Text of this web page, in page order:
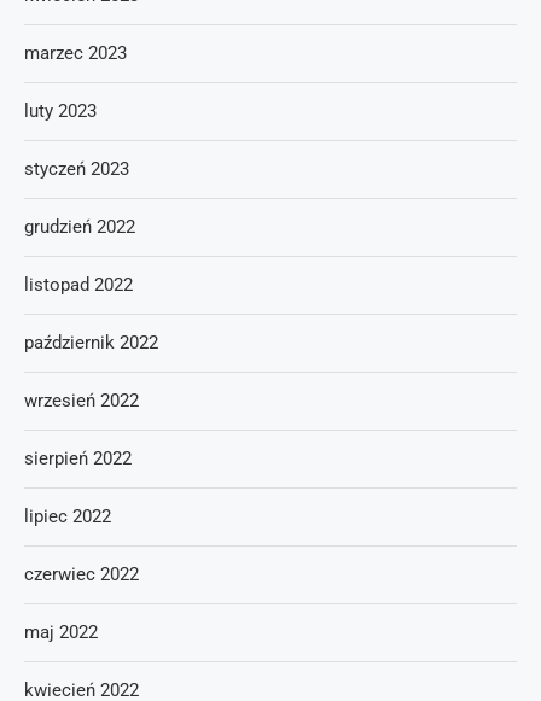
marzec 2023
luty 2023
styczeń 2023
grudzień 2022
listopad 2022
październik 2022
wrzesień 2022
sierpień 2022
lipiec 2022
czerwiec 2022
maj 2022
kwiecień 2022